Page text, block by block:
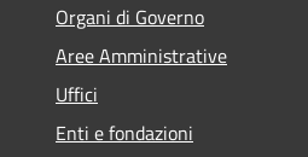
Organi di Governo
Aree Amministrative
Uffici
Enti e fondazioni